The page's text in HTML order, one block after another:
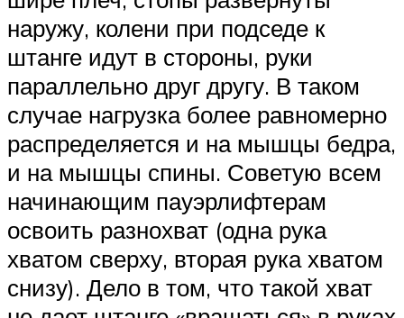
наружу, колени при подседе к
штанге идут в стороны, руки
параллельно друг другу. В таком
случае нагрузка более равномерно
распределяется и на мышцы бедра,
и на мышцы спины. Советую всем
начинающим пауэрлифтерам
освоить разнохват (одна рука
хватом сверху, вторая рука хватом
снизу). Дело в том, что такой хват